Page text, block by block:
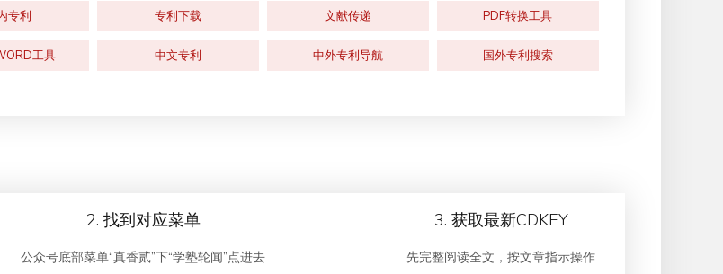
专利 专利下载 文献传递 PDF转换工具
工具 中文专利 中外专利导航 国外专利搜索
2. 找到对应菜单
公众号底部菜单“真香贰”下“学塾轮闻”点进去
3. 获取最新CDKEY
先完整阅读全文，按文章指示操作